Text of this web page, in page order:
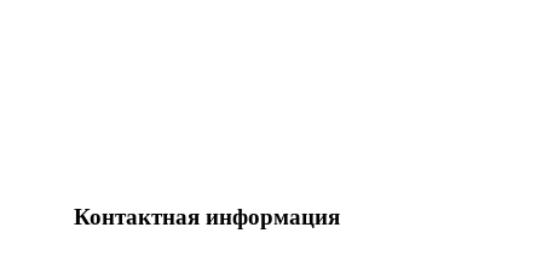
Контактная информация